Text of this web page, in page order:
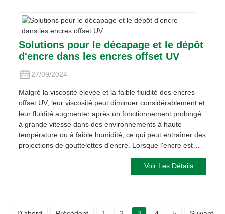
Solutions pour le décapage et le dépôt
d'encre dans les encres offset UV
27/09/2024
Malgré la viscosité élevée et la faible fluidité des encres
offset UV, leur viscosité peut diminuer considérablement et
leur fluidité augmenter après un fonctionnement prolongé
à grande vitesse dans des environnements à haute
température ou à faible humidité, ce qui peut entraîner des
projections de gouttelettes d'encre. Lorsque l'encre est…
Voir Les Détails